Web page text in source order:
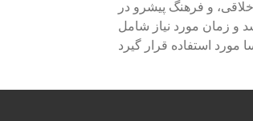
و فرهنگ پیشرو در
و زمان مورد نیاز شامل